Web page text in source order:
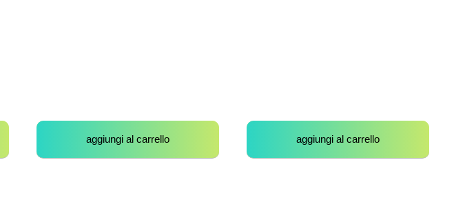
aggiungi al carrello aggiungi al carrello